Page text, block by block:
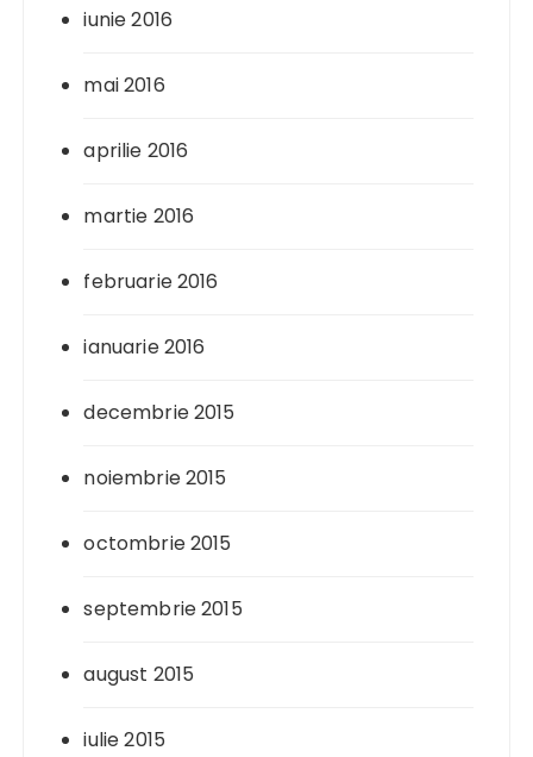
iunie 2016
mai 2016
aprilie 2016
martie 2016
februarie 2016
ianuarie 2016
decembrie 2015
noiembrie 2015
octombrie 2015
septembrie 2015
august 2015
iulie 2015